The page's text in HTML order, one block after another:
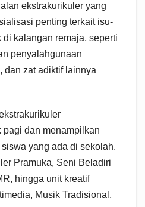
ekstrakurikuler yang
penting terkait isu-
di kalangan remaja, seperti
penyalahgunaan
dan zat adiktif lainnya
dan menampilkan
yang ada di sekolah.
Pramuka, Seni Beladiri
hingga unit kreatif
Musik Tradisional,